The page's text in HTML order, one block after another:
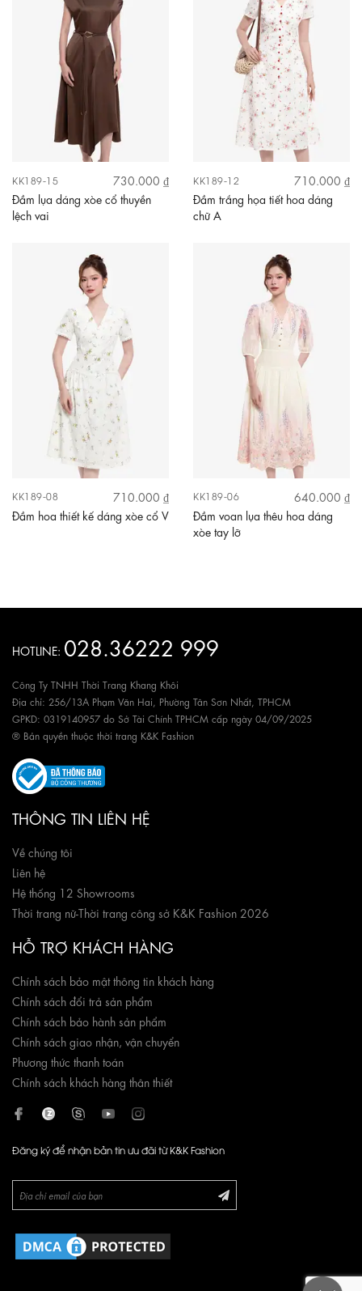
KK189-15
730.000 ₫
Đầm lụa dáng xòe cổ thuyền
lệch vai
KK189-12
710.000 ₫
Đầm trắng họa tiết hoa dáng
chữ A
KK189-08
710.000 ₫
Đầm hoa thiết kế dáng xòe cổ V
KK189-06
640.000 ₫
Đầm voan lụa thêu hoa dáng
xòe tay lỡ
HOTLINE: 028.36222 999
Công Ty TNHH Thời Trang Khang Khôi
Địa chỉ: 256/13A Phạm Văn Hai, Phường Tân Sơn Nhất, TPHCM
GPKD: 0319140957 do Sở Tài Chính TPHCM cấp ngày 04/09/2025
® Bản quyền thuộc thời trang K&K Fashion
THÔNG TIN LIÊN HỆ
Về chúng tôi
Liên hệ
Hệ thống 12 Showrooms
Thời trang nữ-Thời trang công sở K&K Fashion 2026
HỖ TRỢ KHÁCH HÀNG
Chính sách bảo mật thông tin khách hàng
Chính sách đổi trả sản phẩm
Chính sách bảo hành sản phẩm
Chính sách giao nhận, vận chuyển
Phương thức thanh toán
Chính sách khách hàng thân thiết
Đăng ký để nhận bản tin ưu đãi từ K&K Fashion